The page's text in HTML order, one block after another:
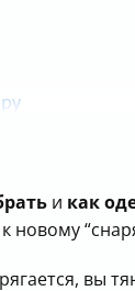
и как
к новому
вы